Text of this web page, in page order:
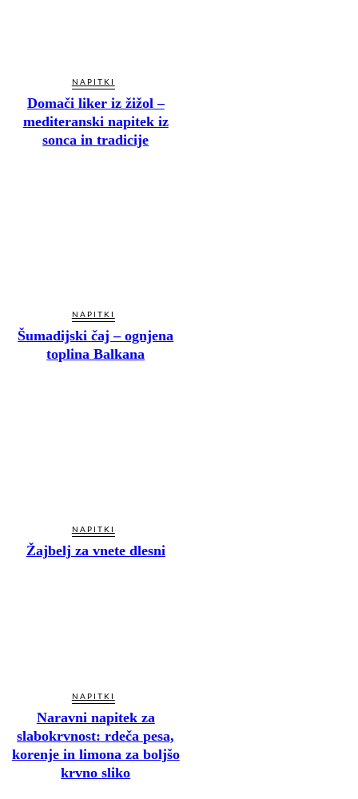
NAPITKI
Domači liker iz žižol –
mediteranski napitek iz
sonca in tradicije
NAPITKI
Šumadijski čaj – ognjena
toplina Balkana
NAPITKI
Žajbelj za vnete dlesni
NAPITKI
Naravni napitek za
slabokrvnost: rdeča pesa,
korenje in limona za boljšo
krvno sliko